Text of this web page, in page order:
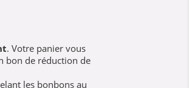
. Votre panier vous
bon de réduction de
les bonbons au